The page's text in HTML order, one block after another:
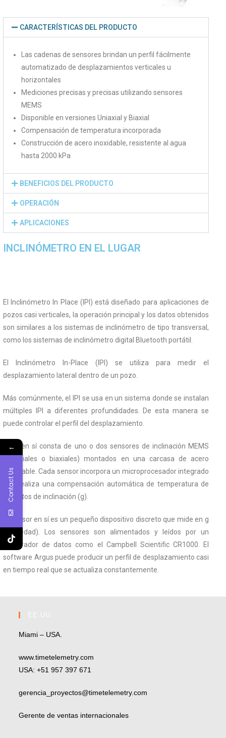
CARACTERÍSTICAS DEL PRODUCTO
Las cadenas de sensores brindan un perfil fácilmente
automatizado de desplazamientos verticales u
horizontales
Mediciones precisas y precisas utilizando sensores
MEMS
Disponible en versiones Uniaxial y Biaxial
Compensación de temperatura incorporada
Construcción de acero inoxidable, resistente al agua
hasta 2000 kPa
BENEFICIOS DEL PRODUCTO
OPERACIÓN
APLICACIONES
INCLINÓMETRO EN EL LUGAR
El Inclinómetro In Place (IPI) está diseñado para aplicaciones de
pozos casi verticales, la operación principal y los datos obtenidos
son similares a los sistemas de inclinómetro de tipo transversal,
como los sistemas de inclinómetro digital Bluetooth portátil.
El Inclinómetro In-Place (IPI) se utiliza para medir el
desplazamiento lateral dentro de un pozo.
Más comúnmente, el IPI se usa en un sistema donde se instalan
múltiples IPI a diferentes profundidades. De esta manera se
puede controlar el perfil del desplazamiento.
El IPI en sí consta de uno o dos sensores de inclinación MEMS
(uniaxiales o biaxiales) montados en una carcasa de acero
inoxidable. Cada sensor incorpora un microprocesador integrado
que realiza una compensación automática de temperatura de
los datos de inclinación (g).
El sensor en sí es un pequeño dispositivo discreto que mide en g
(gravedad). Los sensores son alimentados y leídos por un
registrador de datos como el Campbell Scientific CR1000. El
software Argus puede producir un perfil de desplazamiento casi
en tiempo real que se actualiza constantemente.
Miami – USA.
www.timetelemetry.com
USA: +51 957 397 671
gerencia_proyectos@timetelemetry.com
Gerente de ventas internacionales
←
Contact Us